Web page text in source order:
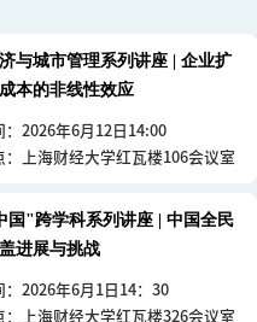
与城市管理系列讲座 | 企业扩
本的非线性效应
：2026年6月12日14:00
：上海财经大学红瓦楼106会议室
跨学科系列讲座 | 中国全民
进展与挑战
：2026年6月1日14：30
：上海财经大学红瓦楼326会议室